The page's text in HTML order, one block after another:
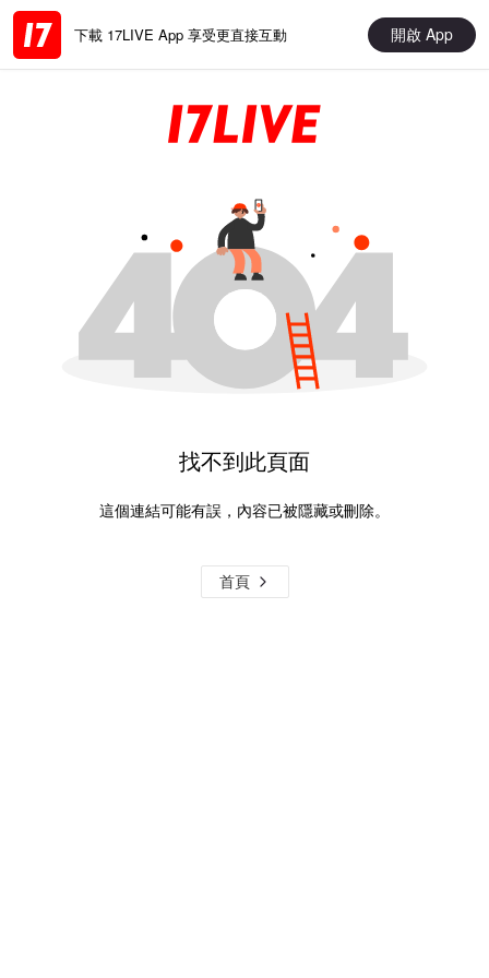
下載 17LIVE App 享受更直接互動 開啟 App
找不到此頁面
這個連結可能有誤，內容已被隱藏或刪除。
首頁